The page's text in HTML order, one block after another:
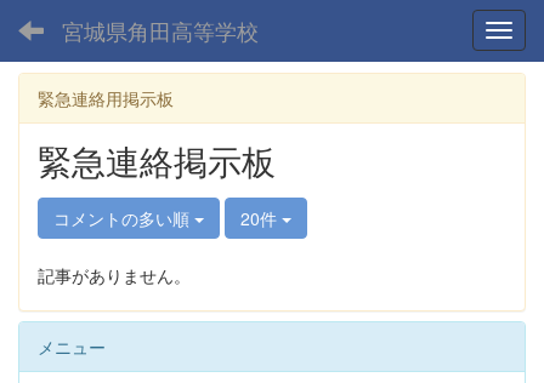
宮城県角田高等学校
緊急連絡用掲示板
緊急連絡掲示板
コメントの多い順 20件
記事がありません。
メニュー